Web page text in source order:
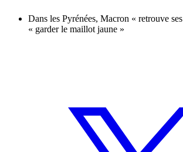
Dans les Pyrénées, Macron « retrouve
« garder le maillot jaune »